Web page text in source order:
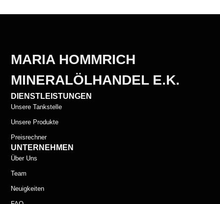
MARIA HOMMRICH
MINERALÖLHANDEL E.K.
DIENSTLEISTUNGEN
Unsere Tankstelle
Unsere Produkte
Preisrechner
UNTERNEHMEN
Über Uns
Team
Neuigkeiten